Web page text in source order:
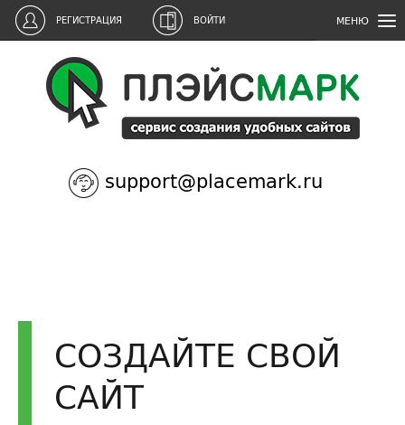
support@placemark.ru
ВОЙТИ
РЕГИСТРАЦИЯ МЕНЮ
СОЗДАЙТЕ СВОЙ
САЙТ